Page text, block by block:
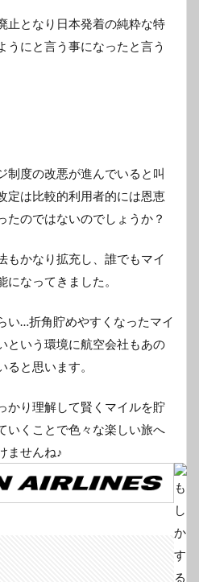
止となり日本発着の純粋な特
うにと言う事になったと言う
制度の改悪が進んでいると叫
定は比較的利用者的には恩恵
たのではないのでしょうか？
もかなり拡充し、誰でもマイ
なってきました。
い…折角貯めやすくなったマイ
という環境に航空会社もあの
と思います。
かり理解して賢くマイルを貯
いくことで色々な楽しい旅へ
ませんね♪